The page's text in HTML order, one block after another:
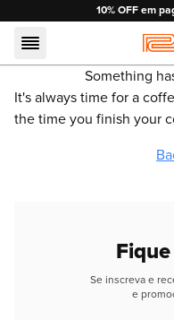
10% OFF em
Something
It's always time for a
the time you finish your
Se inscreva e
e